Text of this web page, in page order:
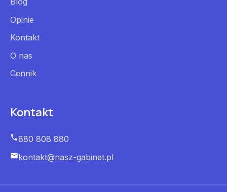
Opinie
Kontakt
O nas
Cennik
Kontakt
880 808 880
kontakt@nasz-gabinet.pl